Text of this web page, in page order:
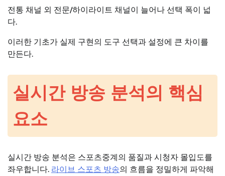
전통 채널 외 전문/하이라이트 채널이 늘어나 선택 폭이 넓
다.
이러한 기초가 실제 구현의 도구 선택과 설정에 큰 차이를
만든다.
실시간 방송 분석의 핵심
요소
실시간 방송 분석은 스포츠중계의 품질과 시청자 몰입도를
좌우합니다. 라이브 스포츠 방송의 흐름을 정밀하게 파악해